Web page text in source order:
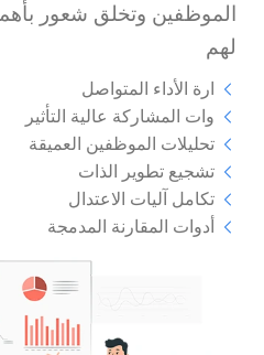
الموظفين وتخلق شعور
لهم
ارة الأداء المتواصل
وات المشاركة عالية التأثير
تحليلات الموظفين العميقة
تشجيع تطوير الذات
تكامل آليات الاعتدال
أدوات المقارنة المدمجة